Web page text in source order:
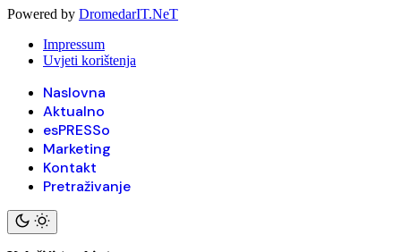
Powered by DromedarIT.NeT
Impressum
Uvjeti korištenja
Naslovna
Aktualno
esPRESSo
Marketing
Kontakt
Pretraživanje